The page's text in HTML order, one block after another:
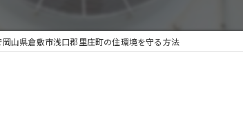
山県倉敷市浅口郡里庄町の住環境を守る方法